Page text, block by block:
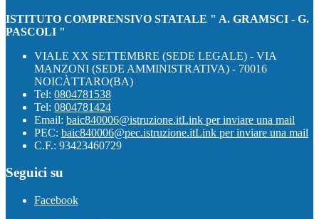
ISTITUTO COMPRENSIVO STATALE " A. GRAMSCI - G.
PASCOLI "
VIALE XX SETTEMBRE (SEDE LEGALE) - VIA
MANZONI (SEDE AMMINISTRATIVA) - 70016
NOICÀTTARO(BA)
Tel: 0804781538
Tel: 0804781424
Email: baic840006@istruzione.itLink per inviare una mail
PEC: baic840006@pec.istruzione.itLink per inviare una mail
C.F.: 93423460729
Seguici su
Facebook